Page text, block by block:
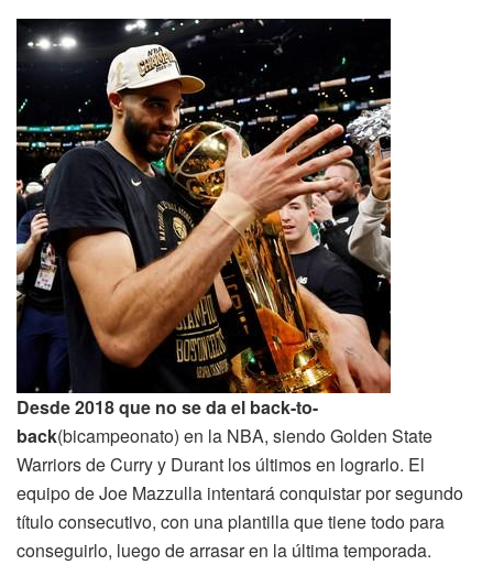
Desde 2018 que no se da el back-to-
back(bicampeonato) en la NBA, siendo Golden State
Warriors de Curry y Durant los últimos en lograrlo. El
equipo de Joe Mazzulla intentará conquistar por segundo
título consecutivo, con una plantilla que tiene todo para
conseguirlo, luego de arrasar en la última temporada.